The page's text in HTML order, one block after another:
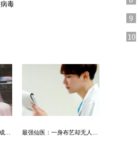
病毒
青云直上：创宏图霸业，成人生赢家 最强仙医：一身布艺却无人不识